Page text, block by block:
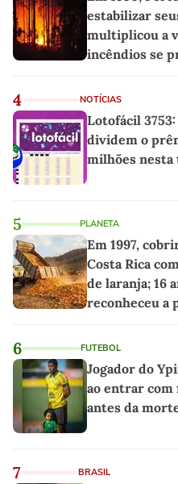
estabilizar
multiplicou a
incêndios se
4 NOTÍCIAS
Lotofácil
dividem o
milhões
5 PLANETA
Em 1997,
Costa Rica
de laranja; 16
reconheceu a
6 FUTEBOL
Jogador do
ao entrar com
antes da
7 BRASIL